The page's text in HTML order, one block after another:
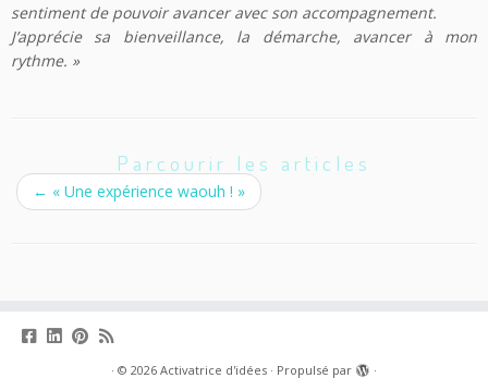
sentiment de pouvoir avancer avec son accompagnement.
J’apprécie sa bienveillance, la démarche, avancer à mon
rythme. »
Parcourir les articles
← « Une expérience waouh ! »
· © 2026 Activatrice d'idées · Propulsé par ·